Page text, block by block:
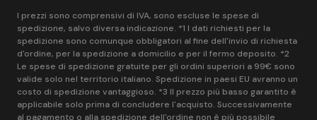
I prezzi sono comprensivi di IVA, sono escluse le spese di
spedizione, salvo diversa indicazione. *1 I dati richiesti per la
spedizione sono comunque obbligatori al fine dell'invio di richiesta
d'ordine, per la spedizione a domicilio e per il fermo deposito. *2
Le spese di spedizione gratuite per gli ordini superiori a 99€ sono
valide solo nel territorio italiano. Spedizione in paesi EU avranno un
costo di spedizione vantaggioso. *3 Il prezzo più basso garantito è
applicabile solo prima di concludere l'acquisto. Successivamente
al pagamento o alla spedizione dell'ordine non è più possibile